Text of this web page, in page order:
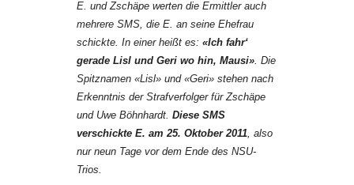
E. und Zschäpe werten die Ermittler auch
mehrere SMS, die E. an seine Ehefrau
schickte. In einer heißt es: «Ich fahr‘
gerade Lisl und Geri wo hin, Mausi». Die
Spitznamen «Lisl» und «Geri» stehen nach
Erkenntnis der Strafverfolger für Zschäpe
und Uwe Böhnhardt. Diese SMS
verschickte E. am 25. Oktober 2011, also
nur neun Tage vor dem Ende des NSU-
Trios.